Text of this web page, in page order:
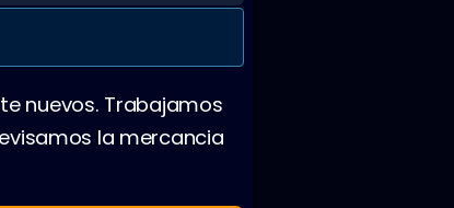
nuevos. Trabajamos
la mercancia